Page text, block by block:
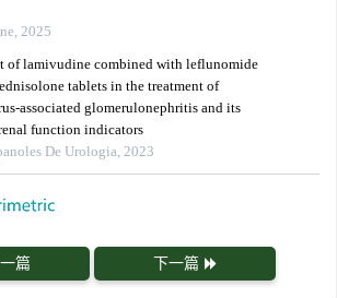
2025
of lamivudine combined with leflunomide
tablets in the treatment of
associated glomerulonephritis and its
function indicators
De Urologia, 2023
一篇 下一篇